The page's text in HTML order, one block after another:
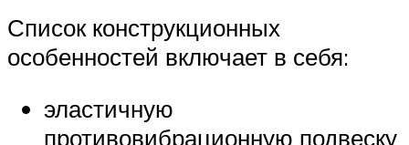
Список конструкционных
особенностей включает в себя:
эластичную
противовибрационную подвеску